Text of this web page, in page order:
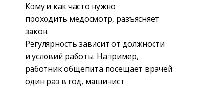
Кому и как часто нужно
проходить медосмотр, разъясняет
закон.
Регулярность зависит от должности
и условий работы. Например,
работник общепита посещает врачей
один раз в год, машинист